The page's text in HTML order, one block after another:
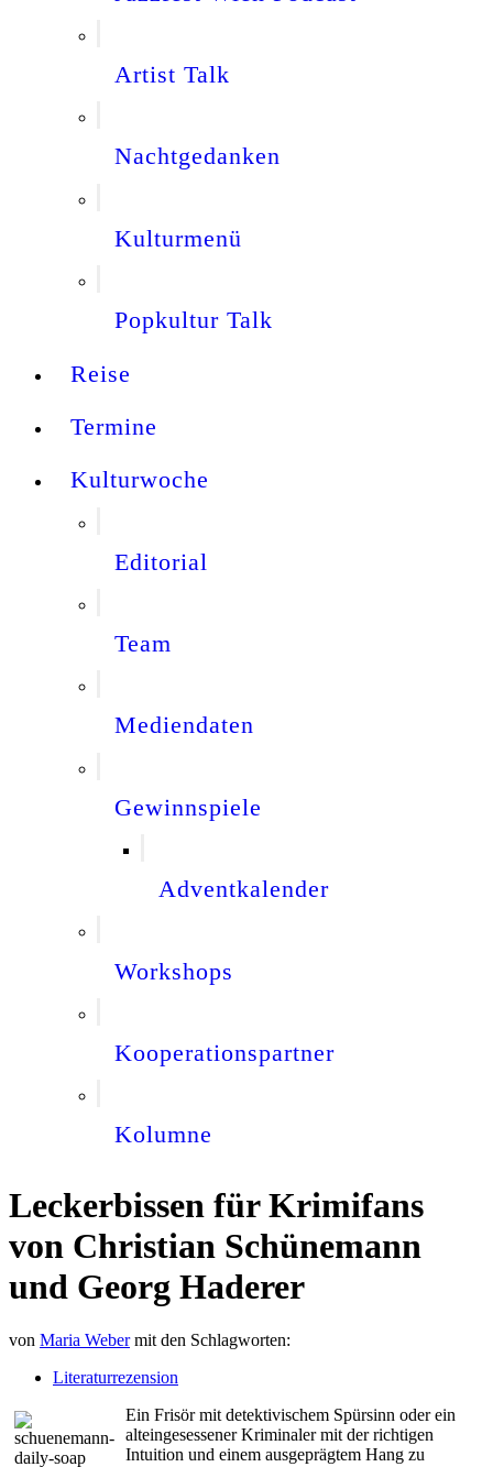
Artist Talk
Nachtgedanken
Kulturmenü
Popkultur Talk
Reise
Termine
Kulturwoche
Editorial
Team
Mediendaten
Gewinnspiele
Adventkalender
Workshops
Kooperationspartner
Kolumne
Leckerbissen für Krimifans
von Christian Schünemann
und Georg Haderer
von Maria Weber mit den Schlagworten:
Literaturrezension
Ein Frisör mit detektivischem Spürsinn oder ein
alteingesessener Kriminaler mit der richtigen
Intuition und einem ausgeprägtem Hang zu